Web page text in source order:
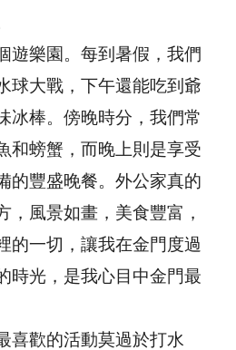
樂園。每到暑假，我們
球大戰，下午還能吃到爺
冰棒。傍晚時分，我們常
和螃蟹，而晚上則是享受
的豐盛晚餐。外公家真的
，風景如畫，美食豐富，
的一切，讓我在金門度過
時光，是我心目中金門最
歡的活動莫過於打水